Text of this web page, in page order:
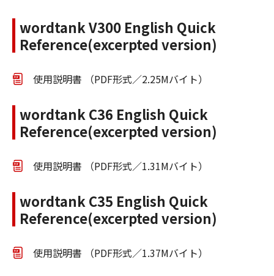
wordtank V300 English Quick
Reference(excerpted version)
使用説明書 （PDF形式／2.25Mバイト）
wordtank C36 English Quick
Reference(excerpted version)
使用説明書 （PDF形式／1.31Mバイト）
wordtank C35 English Quick
Reference(excerpted version)
使用説明書 （PDF形式／1.37Mバイト）